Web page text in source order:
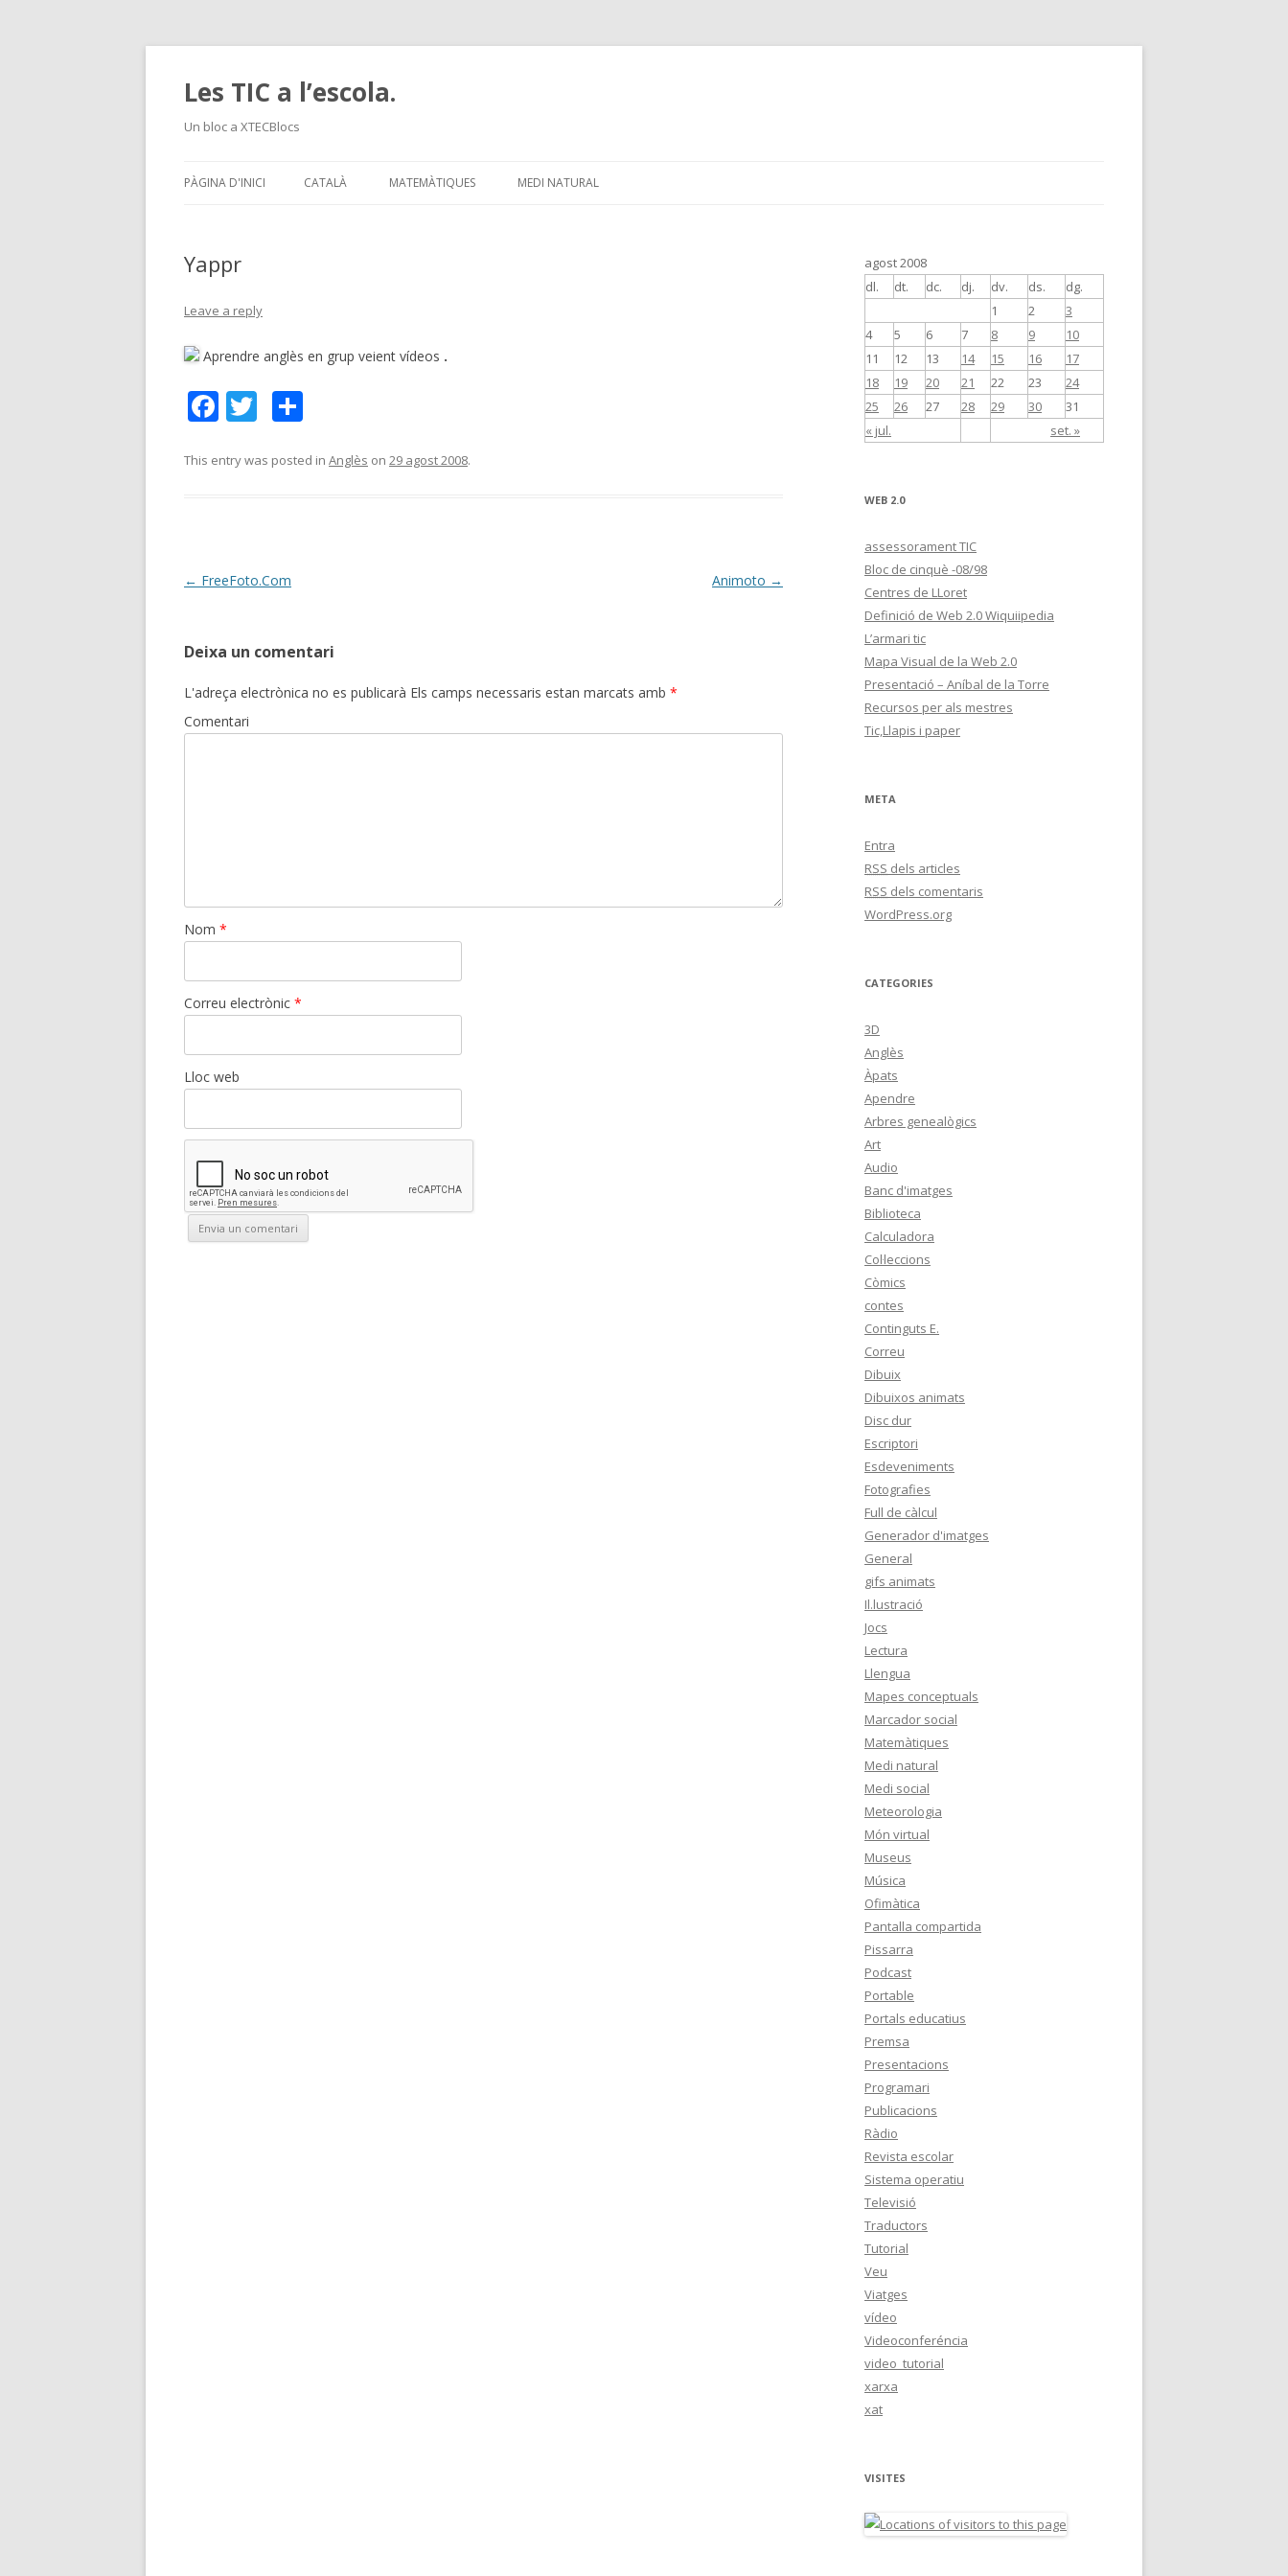
Les TIC a l’escola.
Un bloc a XTECBlocs
PÀGINA D'INICI CATALÀ MATEMÀTIQUES MEDI NATURAL
Yappr
Leave a reply
Aprendre anglès en grup veient vídeos .
F
e
k
T
itt m
This entry was posted in Anglès on 29 agost 2008.
Post
← FreeFoto.Com Animoto →
Deixa un comentari
L'adreça electrònica no es publicarà Els camps necessaris estan marcats amb *
Comentari
Nom *
Correu electrònic *
Lloc web
agost 2008
dl.
dt. dc. dj. dv. ds. dg.
« jul. set. »
1 2
3
4
5 6 7 8 9
10
11
12 13 14 15 16
17
18
19 20 21 22 23
24
25
26 27 28 29 30 31
WEB 2.0
assessorament TIC
Bloc de cinquè -08/98
Centres de LLoret
Definició de Web 2.0 Wiquiipedia
L’armari tic
Mapa Visual de la Web 2.0
Presentació – Aníbal de la Torre
Recursos per als mestres
Tic,Llapis i paper
META
Entra
RSS dels articles
RSS dels comentaris
WordPress.org
CATEGORIES
3D
Anglès
Àpats
Apendre
Arbres genealògics
Art
Audio
Banc d'imatges
Biblioteca
Calculadora
Col·leccions
Còmics
contes
Continguts E.
Correu
Dibuix
Dibuixos animats
Disc dur
Escriptori
Esdeveniments
Fotografies
Full de càlcul
Generador d'imatges
General
gifs animats
Il.lustració
Jocs
Lectura
Llengua
Mapes conceptuals
Marcador social
Matemàtiques
Medi natural
Medi social
Meteorologia
Món virtual
Museus
Música
Ofimàtica
Pantalla compartida
Pissarra
Podcast
Portable
Portals educatius
Premsa
Presentacions
Programari
Publicacions
Ràdio
Revista escolar
Sistema operatiu
Televisió
Traductors
Tutorial
Veu
Viatges
vídeo
Videoconferéncia
video_tutorial
xarxa
xat
VISITES